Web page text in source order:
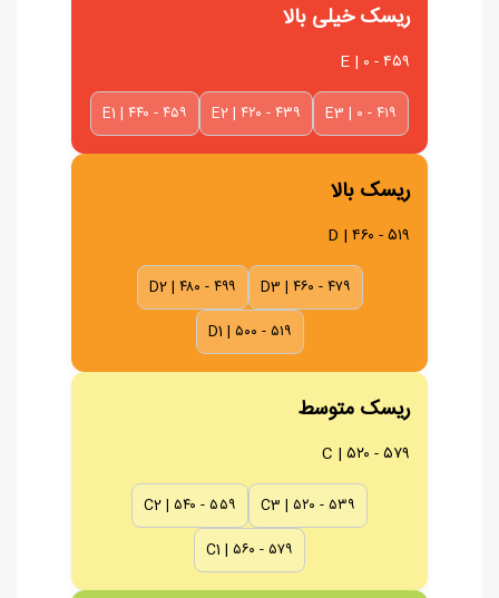
ریسک خیلی بالا
E | ۰ - ۴۵۹
E3 | ۰ - ۴۱۹ E2 | ۴۲۰ - ۴۳۹ E1 | ۴۴۰ - ۴۵۹
ریسک بالا
D | ۴۶۰ - ۵۱۹
D3 | ۴۶۰ - ۴۷۹
D2 | ۴۸۰ - ۴۹۹
D1 | ۵۰۰ - ۵۱۹
ریسک متوسط
C | ۵۲۰ - ۵۷۹
C3 | ۵۲۰ - ۵۳۹
C2 | ۵۴۰ - ۵۵۹
C1 | ۵۶۰ - ۵۷۹